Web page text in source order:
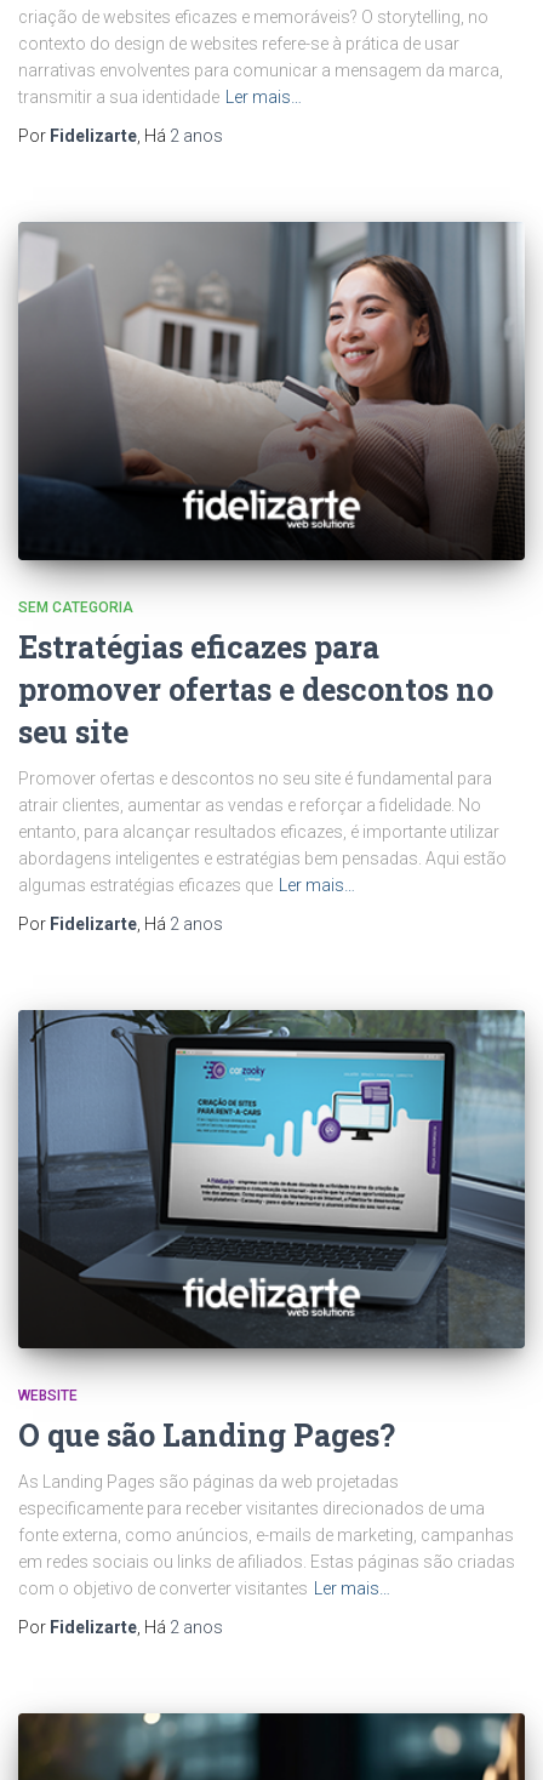
criação de websites eficazes e memoráveis? O storytelling, no
contexto do design de websites refere-se à prática de usar
narrativas envolventes para comunicar a mensagem da marca,
transmitir a sua identidade Ler mais…
Por Fidelizarte, Há 2 anos
SEM CATEGORIA
Estratégias eficazes para
promover ofertas e descontos no
seu site
Promover ofertas e descontos no seu site é fundamental para
atrair clientes, aumentar as vendas e reforçar a fidelidade. No
entanto, para alcançar resultados eficazes, é importante utilizar
abordagens inteligentes e estratégias bem pensadas. Aqui estão
algumas estratégias eficazes que
Ler mais…
Por Fidelizarte , Há 2 anos
WEBSITE
O que são Landing Pages?
As Landing Pages são páginas da web projetadas
especificamente para receber visitantes direcionados de uma
fonte externa, como anúncios, e-mails de marketing, campanhas
em redes sociais ou links de afiliados. Estas páginas são criadas
com o objetivo de converter visitantes Ler mais…
Por Fidelizarte , Há 2 anos